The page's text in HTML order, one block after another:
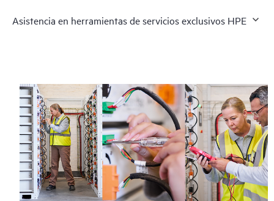
Asistencia en herramientas de servicios exclusivos HPE